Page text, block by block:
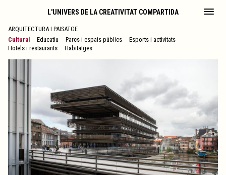
L'UNIVERS DE LA CREATIVITAT COMPARTIDA
ARQUITECTURA I PAISATGE
Cultural
Educatiu Parcs i espais públics
Esports i activitats
Hotels i restaurants
Habitatges